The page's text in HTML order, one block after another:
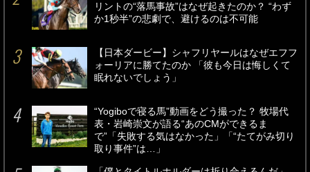
リントの“落馬事故”はなぜ起きたのか？ “わず
か1秒半”の悲劇で、避けるのは不可能
【日本ダービー】シャフリヤールはなぜエフフ
ォーリアに勝てたのか 「彼も今日は悔しくて
眠れないでしょう」
“Yogiboで寝る馬”動画をどう撮った？ 牧場代
表・岩崎崇文が語る“あのCMができるま
で”「失敗する気はなかった」「“たてがみ切り
取り事件”は…」